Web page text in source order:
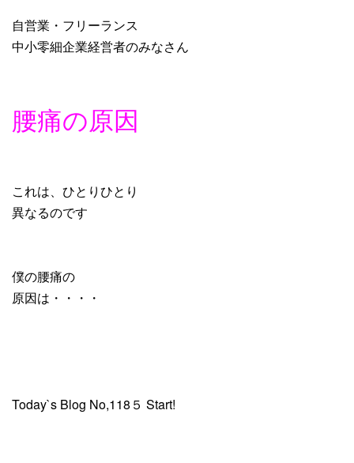
自営業・フリーランス
中小零細企業経営者のみなさん
腰痛の原因
これは、ひとりひとり
異なるのです
僕の腰痛の
原因は・・・・
Today`s Blog No,118５ Start!